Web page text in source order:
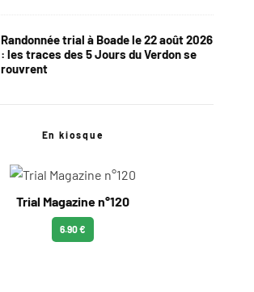
Randonnée trial à Boade le 22 août 2026
: les traces des 5 Jours du Verdon se
rouvrent
En kiosque
Trial Magazine n°120
6.90 €